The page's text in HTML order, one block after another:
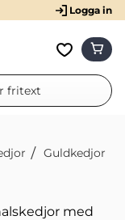
Logga in
Guldkedjor
med